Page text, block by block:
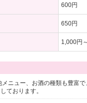
600円
650円
1,000円
ニュー、お酒の種類も豊富
ております。